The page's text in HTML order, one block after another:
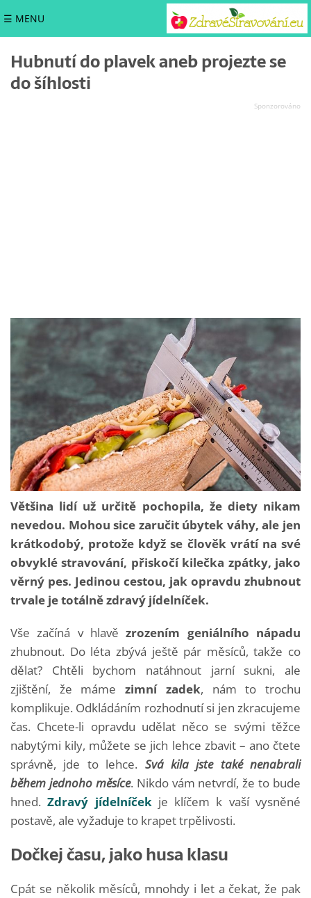
☰ MENU
Hubnutí do plavek aneb projezte se
do šíhlosti
Většina lidí už určitě pochopila, že diety nikam
nevedou. Mohou sice zaručit úbytek váhy, ale jen
krátkodobý, protože když se člověk vrátí na své
obvyklé stravování, přiskočí kilečka zpátky, jako
věrný pes. Jedinou cestou, jak opravdu zhubnout
trvale je totálně zdravý jídelníček.
Vše začíná v hlavě zrozením geniálního nápadu
zhubnout. Do léta zbývá ještě pár měsíců, takže co
dělat? Chtěli bychom natáhnout jarní sukni, ale
zjištění, že mámezimní zadek, nám to trochu
komplikuje. Odkládáním rozhodnutí si jen zkracujeme
čas. Chcete-li opravdu udělat něco se svými těžce
nabytými kily, můžete se jich lehce zbavit – ano čtete
správně, jde to lehce. Svá kila jste také nenabrali
během jednoho měsíce. Nikdo vám netvrdí, že to bude
hned.Zdravý jídelníčekje klíčem k vaší vysněné
postavě, ale vyžaduje to krapet trpělivosti.
Dočkej času, jako husa klasu
Cpát se několik měsíců, mnohdy i let a čekat, že pak